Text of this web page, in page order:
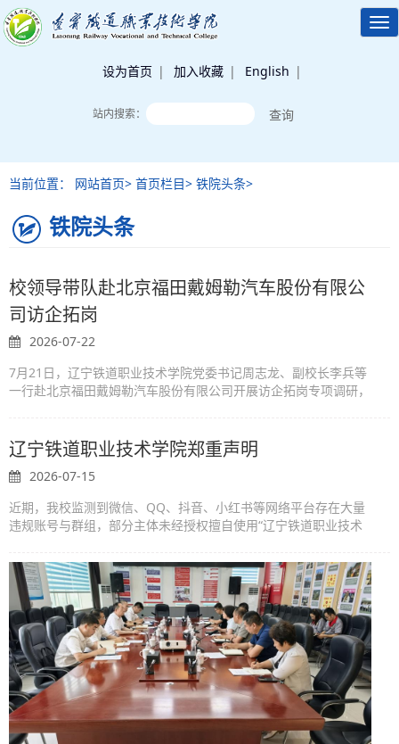
设为首页 | 加入收藏 | English |
站内搜索：
当前位置： 网站首页> 首页栏目> 铁院头条>
铁院头条
校领导带队赴北京福田戴姆勒汽车股份有限公
司访企拓岗
2026-07-22
7月21日，辽宁铁道职业技术学院党委书记周志龙、副校长李兵等
一行赴北京福田戴姆勒汽车股份有限公司开展访企拓岗专项调研，
辽宁铁道职业技术学院郑重声明
2026-07-15
近期，我校监测到微信、QQ、抖音、小红书等网络平台存在大量
违规账号与群组，部分主体未经授权擅自使用“辽宁铁道职业技术
板”“校园论坛”及新...